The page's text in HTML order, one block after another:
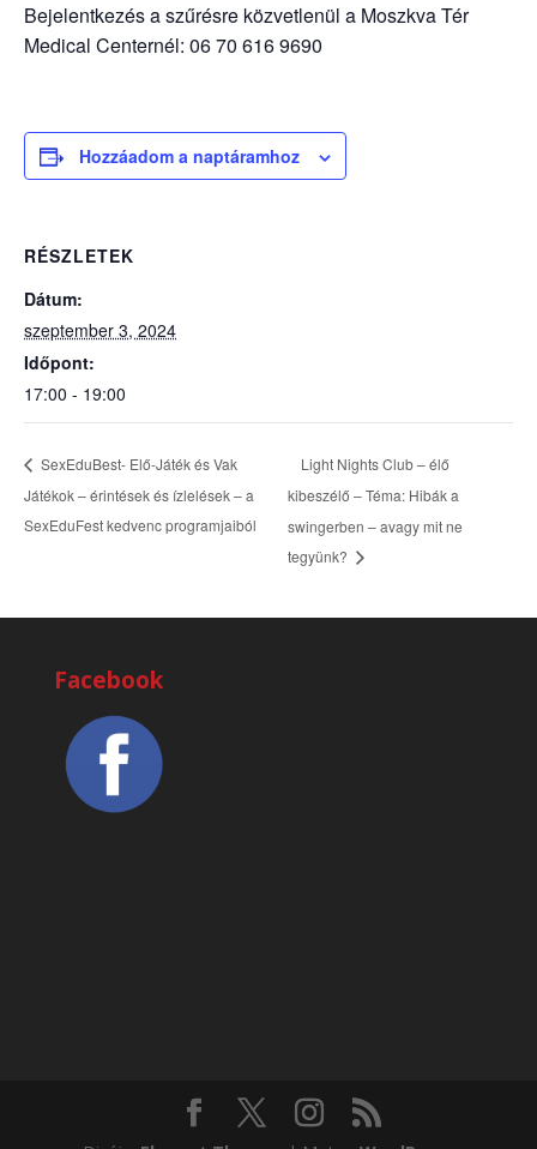
Bejelentkezés a szűrésre közvetlenül a Moszkva Tér
Medical Centernél: 06 70 616 9690
Hozzáadom a naptáramhoz
RÉSZLETEK
Dátum:
szeptember 3, 2024
Időpont:
17:00 - 19:00
SexEduBest- Elő-Játék és Vak
Játékok – érintések és ízlelések – a
SexEduFest kedvenc programjaiból
Light Nights Club – élő
kibeszélő – Téma: Hibák a
swingerben – avagy mit ne
tegyünk?
Facebook